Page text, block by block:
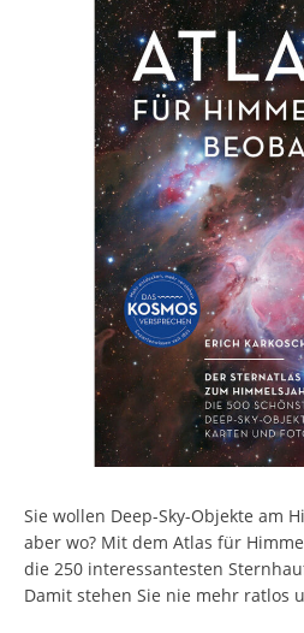
Sie wollen Deep-Sky-Objekte am
aber wo? Mit dem Atlas für
die 250 interessantesten
Damit stehen Sie nie mehr ratlos